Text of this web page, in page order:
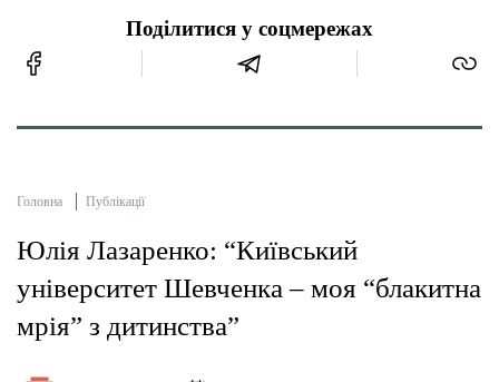
Поділитися у соцмережах
Головна Публікації
Юлія Лазаренко: “Київський
університет Шевченка – моя “блакитна
мрія” з дитинства”